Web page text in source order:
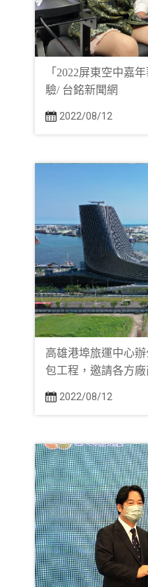
「2022屏東空中嘉
驗/ 台銘新聞網
2022/08/12
高雄港埠旅運中心
包工程，邀請各方
2022/08/12